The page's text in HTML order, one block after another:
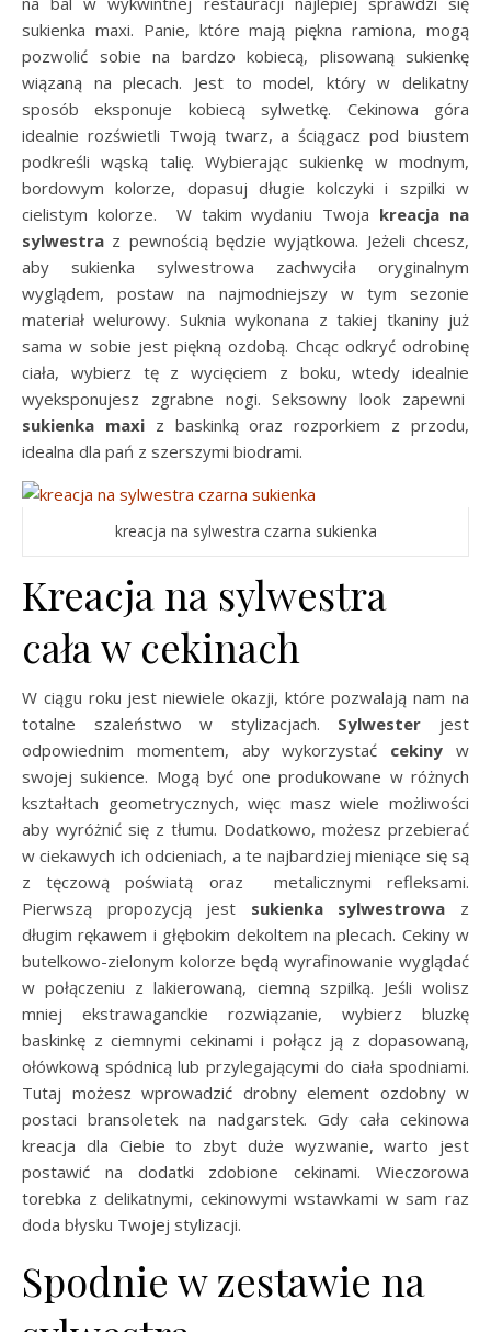
sukienka maxi. Panie, które mają piękna ramiona, mogą
pozwolić sobie na bardzo kobiecą, plisowaną sukienkę
wiązaną na plecach. Jest to model, który w delikatny
sposób eksponuje kobiecą sylwetkę. Cekinowa góra
idealnie rozświetli Twoją twarz, a ściągacz pod biustem
podkreśli wąską talię. Wybierając sukienkę w modnym,
bordowym kolorze, dopasuj długie kolczyki i szpilki w
cielistym kolorze. W takim wydaniu Twoja kreacja na
sylwestra z pewnością będzie wyjątkowa. Jeżeli chcesz,
aby sukienka sylwestrowa zachwyciła oryginalnym
wyglądem, postaw na najmodniejszy w tym sezonie
materiał welurowy. Suknia wykonana z takiej tkaniny już
sama w sobie jest piękną ozdobą. Chcąc odkryć odrobinę
ciała, wybierz tę z wycięciem z boku, wtedy idealnie
wyeksponujesz zgrabne nogi. Seksowny look zapewni
sukienka maxiz baskinką oraz rozporkiem z przodu,
idealna dla pań z szerszymi biodrami.
kreacja na sylwestra czarna sukienka
Kreacja na sylwestra
cała w cekinach
W ciągu roku jest niewiele okazji, które pozwalają nam na
totalne szaleństwo w stylizacjach. Sylwester jest
odpowiednim momentem, aby wykorzystać cekiny w
swojej sukience. Mogą być one produkowane w różnych
kształtach geometrycznych, więc masz wiele możliwości
aby wyróżnić się z tłumu. Dodatkowo, możesz przebierać
w ciekawych ich odcieniach, a te najbardziej mieniące się są
z tęczową poświatą oraz metalicznymi refleksami.
Pierwszą propozycją jest sukienka sylwestrowa z
długim rękawem i głębokim dekoltem na plecach. Cekiny w
butelkowo-zielonym kolorze będą wyrafinowanie wyglądać
w połączeniu z lakierowaną, ciemną szpilką. Jeśli wolisz
mniej ekstrawaganckie rozwiązanie, wybierz bluzkę
baskinkę z ciemnymi cekinami i połącz ją z dopasowaną,
ołówkową spódnicą lub przylegającymi do ciała spodniami.
Tutaj możesz wprowadzić drobny element ozdobny w
postaci bransoletek na nadgarstek. Gdy cała cekinowa
kreacja dla Ciebie to zbyt duże wyzwanie, warto jest
postawić na dodatki zdobione cekinami. Wieczorowa
torebka z delikatnymi, cekinowymi wstawkami w sam raz
doda błysku Twojej stylizacji.
Spodnie w zestawie na